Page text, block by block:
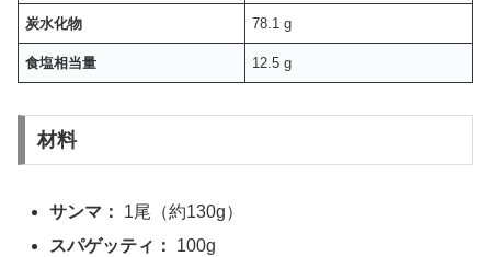
炭水化物 78.1 g
食塩相当量 12.5 g
材料
サンマ：
1尾（約130g）
スパゲッティ：
100g